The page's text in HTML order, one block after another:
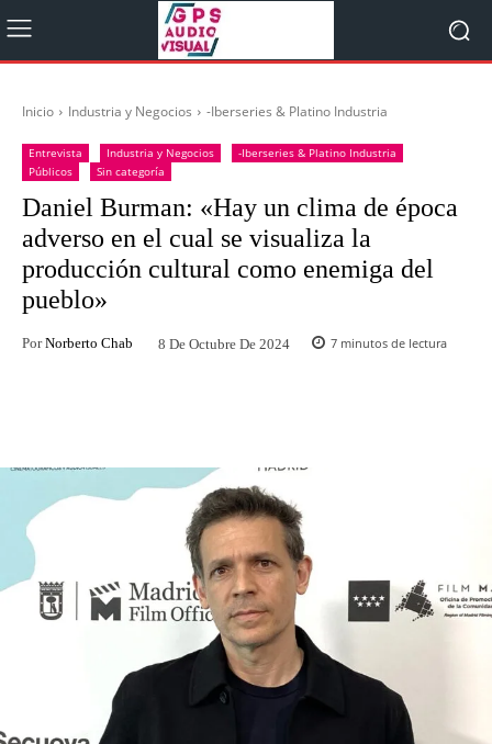
Inicio Industria y Negocios -Iberseries & Platino Industria
Entrevista Industria y Negocios
-Iberseries & Platino Industria
Públicos
Sin categoría
Daniel Burman: «Hay un clima de época
adverso en el cual se visualiza la
producción cultural como enemiga del
pueblo»
Por Norberto Chab 8 De Octubre De 2024 7 minutos de lectura